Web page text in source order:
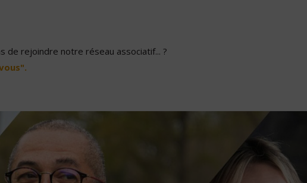
de rejoindre notre réseau associatif... ?